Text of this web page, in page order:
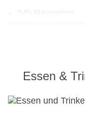
Garten: ohne
Hotelsafe
Lift
Essen &